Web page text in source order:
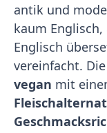
antik und
kaum
Englisch
vereinfacht.
vegan mit